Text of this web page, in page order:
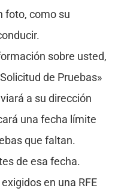
foto, como su
sobre usted,
de Pruebas»
a su dirección
una fecha límite
que faltan.
de esa fecha.
en una RFE